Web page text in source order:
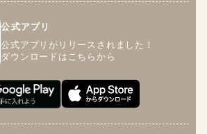
公式アプリ
公式アプリがリリースされました！
ダウンロードはこちらから